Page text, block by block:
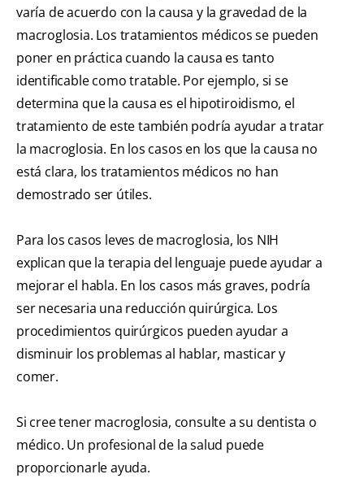
varía de acuerdo con la causa y la gravedad de la
macroglosia. Los tratamientos médicos se pueden
poner en práctica cuando la causa es tanto
identificable como tratable. Por ejemplo, si se
determina que la causa es el hipotiroidismo, el
tratamiento de este también podría ayudar a tratar
la macroglosia. En los casos en los que la causa no
está clara, los tratamientos médicos no han
demostrado ser útiles.
Para los casos leves de macroglosia, los NIH
explican que la terapia del lenguaje puede ayudar a
mejorar el habla. En los casos más graves, podría
ser necesaria una reducción quirúrgica. Los
procedimientos quirúrgicos pueden ayudar a
disminuir los problemas al hablar, masticar y
comer.
Si cree tener macroglosia, consulte a su dentista o
médico. Un profesional de la salud puede
proporcionarle ayuda.